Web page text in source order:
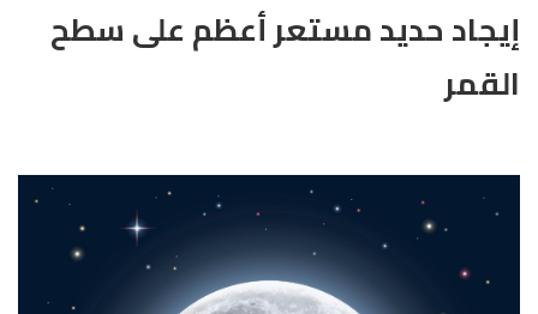
إيجاد حديد مستعر أعظم على سطح
القمر